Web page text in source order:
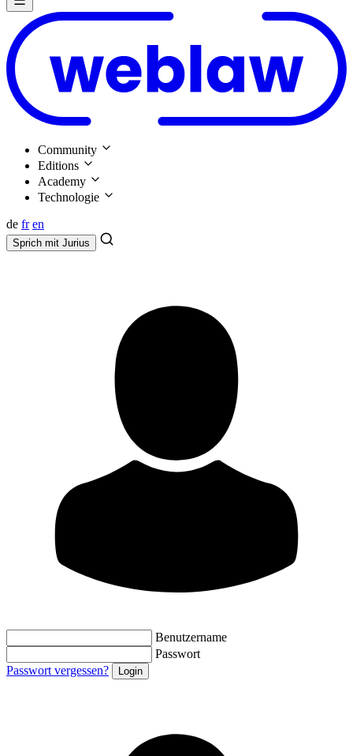
Community
Editions
Academy
Technologie
de fr en
Sprich mit Jurius
Benutzername
Passwort
Passwort vergessen?